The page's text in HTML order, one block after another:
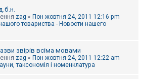
zag « Пон жовтня 24, 2011 12:16 pm
товариства - Новости нашего
звірів всіма мовами
zag « Пон жовтня 24, 2011 12:22 am
таксономія і номенклатура